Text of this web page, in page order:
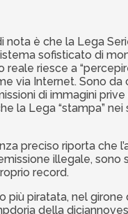
nota è che la Lega
sofisticato di
reale riesce a
via Internet. Sono da
di immagini
la Lega “stampa” nei
preciso riporta che
illegale, sono
record.
più piratata, nel girone
della